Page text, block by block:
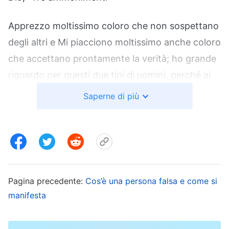
Apprezzo moltissimo coloro che non sospettano
degli altri e Mi piacciono moltissimo anche coloro
che accettano prontamente la verità; ho grande
riguardo per questi due tipi di uomini, perché ai
Miei occhi sono onesti. Se sei molto falso, allora
questo la tua fede in Me è costruita su una base
lontano dall’amore vero. E se sei in grado di
tuo piacimento, allora sei senza ombra di dubbio
Saperne di più
Pagina precedente: Cos’è una persona falsa e come si
manifesta